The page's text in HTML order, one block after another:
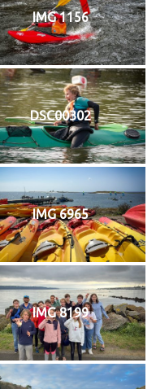
IMG 1156
DSC00302
IMG 6965
IMG 8199